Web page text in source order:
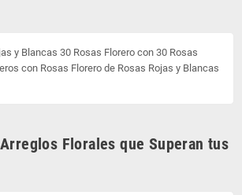
y Blancas 30 Rosas Florero con 30 Rosas
con Rosas Florero de Rosas Rojas y Blancas
Florales que Superan tus